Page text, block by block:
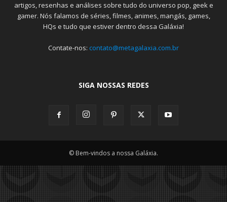
artigos, resenhas e análises sobre tudo do universo pop, geek e
gamer. Nós falamos de séries, filmes, animes, mangás, games,
HQs e tudo que estiver dentro dessa Galáxia!
Contate-nos: contato@metagalaxia.com.br
SIGA NOSSAS REDES
© Bem-vindos a nossa Galáxia.